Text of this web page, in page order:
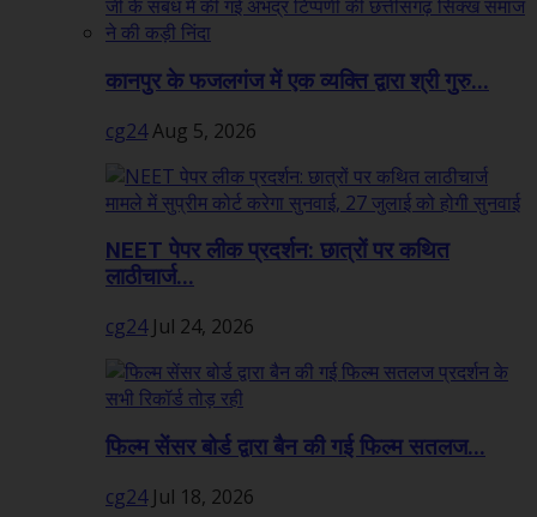
कानपुर के फजलगंज में एक व्यक्ति द्वारा श्री गुरु...
cg24Aug 5, 2026
NEET पेपर लीक प्रदर्शन: छात्रों पर कथित
लाठीचार्ज...
cg24 Jul 24, 2026
फिल्म सेंसर बोर्ड द्वारा बैन की गई फिल्म सतलज...
cg24 Jul 18, 2026